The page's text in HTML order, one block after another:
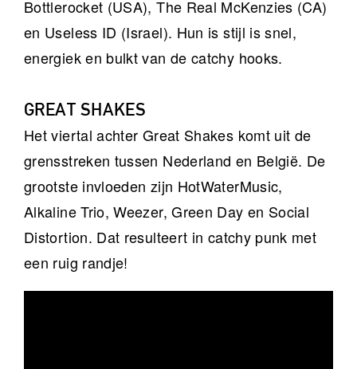
Bottlerocket (USA), The Real McKenzies (CA)
en Useless ID (Israel). Hun is stijl is snel,
energiek en bulkt van de catchy hooks.
GREAT SHAKES
Het viertal achter Great Shakes komt uit de
grensstreken tussen Nederland en België. De
grootste invloeden zijn HotWaterMusic,
Alkaline Trio, Weezer, Green Day en Social
Distortion. Dat resulteert in catchy punk met
een ruig randje!